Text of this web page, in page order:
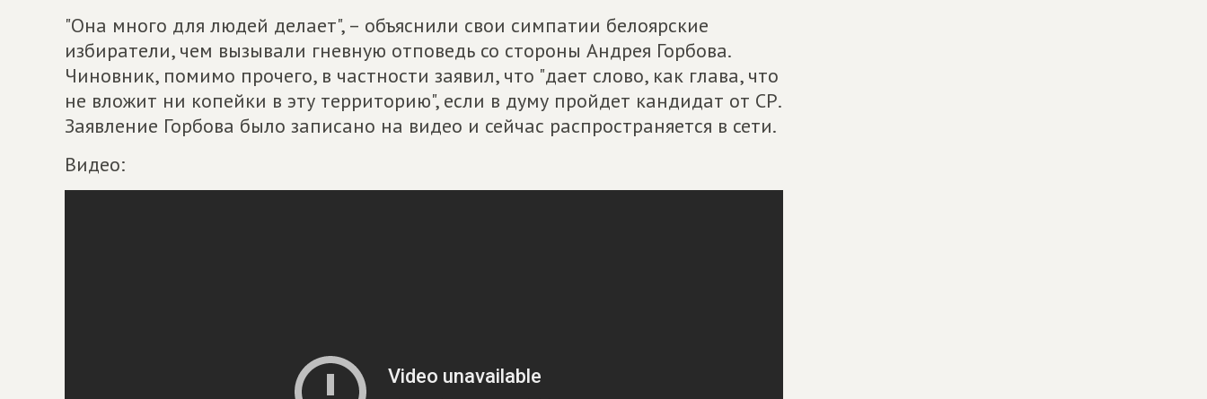
"Она много для людей делает", – объяснили свои симпатии белоярские
избиратели, чем вызывали гневную отповедь со стороны Андрея Горбова.
Чиновник, помимо прочего, в частности заявил, что "дает слово, как глава, что
не вложит ни копейки в эту территорию", если в думу пройдет кандидат от СР.
Заявление Горбова было записано на видео и сейчас распространяется в сети.
Видео: